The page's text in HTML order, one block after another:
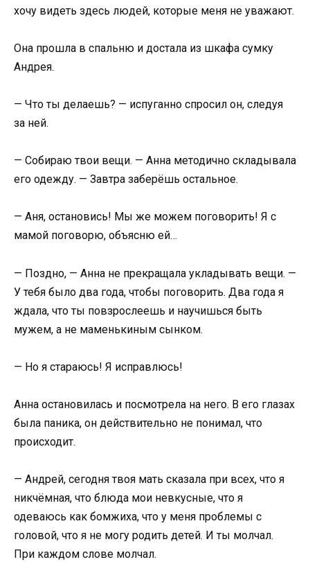
хочу видеть здесь людей, которые меня не уважают.
Она прошла в спальню и достала из шкафа сумку
Андрея.
— Что ты делаешь? — испуганно спросил он, следуя
за ней.
— Собираю твои вещи. — Анна методично складывала
его одежду. — Завтра заберёшь остальное.
— Аня, остановись! Мы же можем поговорить! Я с
мамой поговорю, объясню ей…
— Поздно, — Анна не прекращала укладывать вещи. —
У тебя было два года, чтобы поговорить. Два года я
ждала, что ты повзрослеешь и научишься быть
мужем, а не маменькиным сынком.
— Но я стараюсь! Я исправлюсь!
Анна остановилась и посмотрела на него. В его глазах
была паника, он действительно не понимал, что
происходит.
— Андрей, сегодня твоя мать сказала при всех, что я
никчёмная, что блюда мои невкусные, что я
одеваюсь как бомжиха, что у меня проблемы с
головой, что я не могу родить детей. И ты молчал.
При каждом слове молчал.